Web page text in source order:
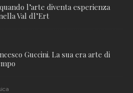
l’arte diventa esperienza
Val dl’Ert
Guccini. La sua era arte di